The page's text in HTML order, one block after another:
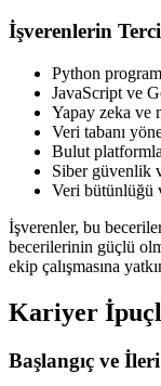
İşverenlerin
Python
JavaScript ve
Yapay zeka ve
Veri tabanı
Bulut
Siber güvenlik
Veri bütünlüğü
İşverenler, bu
becerilerinin güçlü
ekip çalışmasına
Kariyer
Başlangıç ve